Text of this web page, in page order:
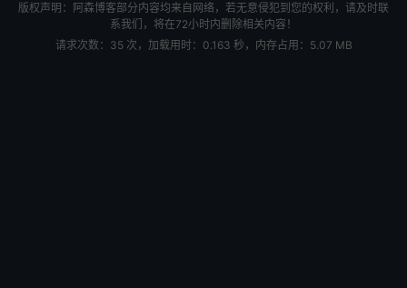
版权声明：阿森博客部分内容均来自网络，若无意侵犯到您的权利，请及时联
系我们，将在72小时内删除相关内容！
请求次数：35 次，加载用时：0.163 秒，内存占用：5.07 MB